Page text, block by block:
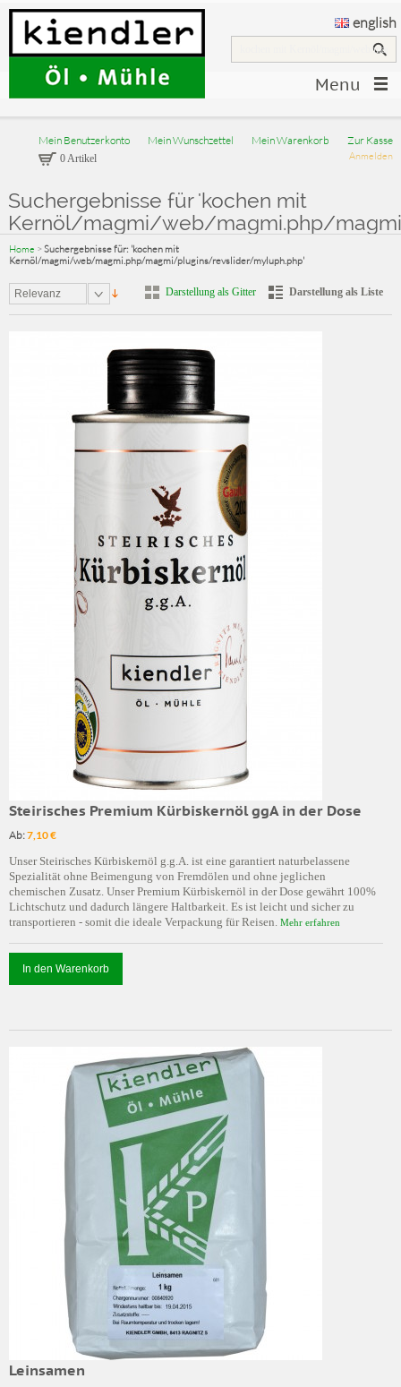
english
Menu
Mein Benutzerkonto Mein Wunschzettel Mein Warenkorb Zur Kasse
Anmelden
0 Artikel
Suchergebnisse für 'kochen mit
Kernöl/magmi/web/magmi.php/
Home > Suchergebnisse für: 'kochen mit
Kernöl/magmi/web/magmi.php/magmi/plugins/revslider/myluph.php'
Relevanz Darstellung als Gitter Darstellung als Liste
Steirisches Premium Kürbiskernöl ggA in der Dose
Ab:7,10 €
Unser Steirisches Kürbiskernöl g.g.A. ist eine garantiert naturbelassene
Spezialität ohne Beimengung von Fremdölen und ohne jeglichen
chemischen Zusatz. Unser Premium Kürbiskernöl in der Dose gewährt 100%
Lichtschutz und dadurch längere Haltbarkeit. Es ist leicht und sicher zu
transportieren - somit die ideale Verpackung für Reisen. Mehr erfahren
In den Warenkorb
Leinsamen